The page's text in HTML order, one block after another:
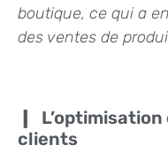
boutique, ce qui a
des ventes de
clients